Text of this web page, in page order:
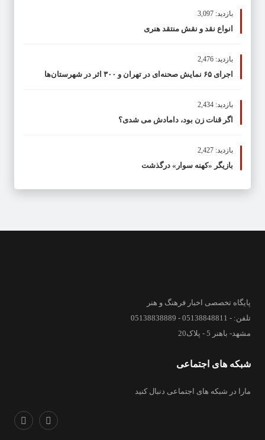
بازدید: 3,097
انواع نقد و نقش منتقد هنری
بازدید: 2,476
اجرای ۶۵ نمایش صحنه‌ای در تهران و ۳۰۰ اثر در شهرستان‌ها
بازدید: 2,434
اگر قنات زن بود، دامادش می شدی؟
بازدید: 2,427
بازیگر «کهنه سوار» درگذشت
پایگاه تخصصی اخبار فرهنگ و هنر
تلفن: - 05138848811 - 05138838889
مشهد- باهنر 5 - پلاک20
شبکه های اجتماعی
مارا در شبکه های اجتماعی دنبال کنید